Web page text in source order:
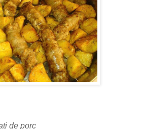
de porc